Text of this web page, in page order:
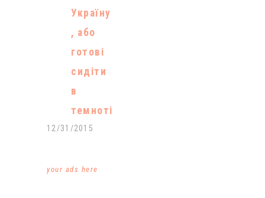
заявила
пресслужба
енергетичної
Україну
, або
готові
сидіти
в
темноті
12/31/2015
your ads here